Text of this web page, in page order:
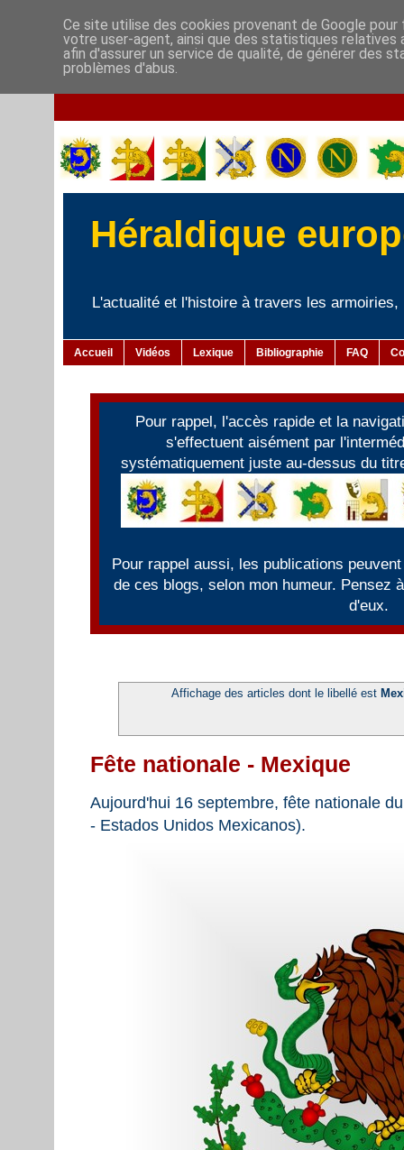
Héraldique
L'actualité et l'histoire à travers les
Accueil Vidéos Lexique Bibliographie FAQ
Pour rappel, l'accès rapide et la
s'effectuent aisément par
systématiquement juste au-dessus du
Pour rappel aussi, les publications
de ces blogs, selon mon humeur. Pensez
d'eux.
Affichage des articles dont le libellé est
Fête nationale - Mexique
Aujourd'hui 16 septembre, fête nationale
- Estados Unidos Mexicanos).
Ce site utilise des cookies provenant de Google
votre user-agent, ainsi que des statistiques
afin d'assurer un service de qualité, de générer des
problèmes d'abus.